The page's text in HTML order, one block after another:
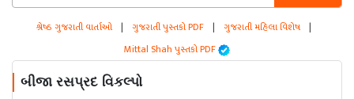
શ્રેષ્ઠ ગુજરાતી વાર્તાઓ | ગુજરાતી પુસ્તકો PDF | ગુજરાતી મહિલા વિશેષ |
Mittal Shah પુસ્તકો PDF
બીજા રસપ્રદ વિકલ્પો